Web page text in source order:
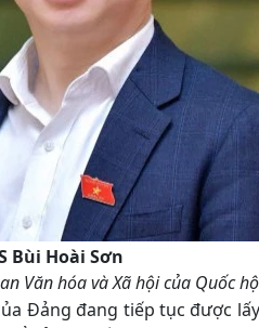
Bùi Hoài Sơn
Văn hóa và Xã hội của Quốc
Đảng đang tiếp tục được